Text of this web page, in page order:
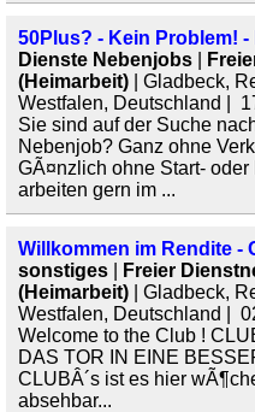
50Plus? - Kein Problem!
Dienste Nebenjobs
(Heimarbeit) | Gladbeck,
Westfalen, Deutschland |
Sie sind auf der Suche
Nebenjob? Ganz ohne
GÃ¤nzlich ohne Start-
arbeiten gern im ...
Willkommen im Rendite -
sonstiges
Freier
(Heimarbeit) | Gladbeck,
Westfalen, Deutschland |
Welcome to the Club !
DAS TOR IN EINE
CLUBÂ´s ist es hier
absehbar...